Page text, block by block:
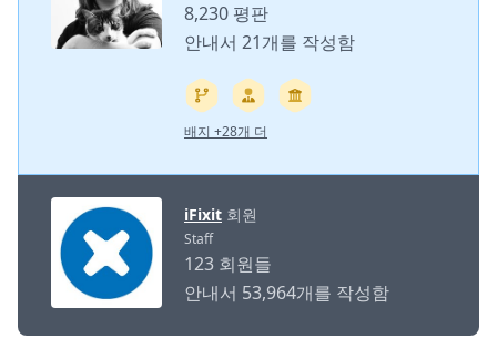
8,230 평판
안내서 21개를 작성함
배지 +28개 더
iFixit 회원
Staff
123 회원들
안내서 53,964개를 작성함